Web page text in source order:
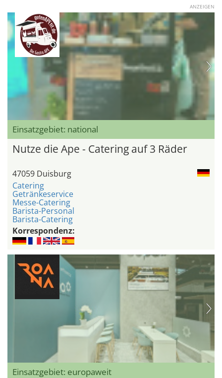
ANZEIGEN
Einsatzgebiet: national
Nutze die Ape - Catering auf 3 Räder
47059 Duisburg
Catering
Getränkeservice
Messe-Catering
Barista-Personal
Barista-Catering
Korrespondenz:
Einsatzgebiet: europaweit